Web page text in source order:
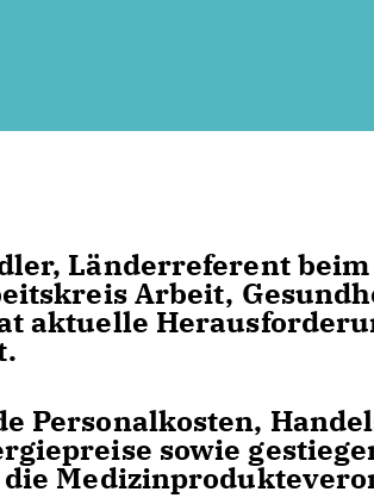
Länderreferent
Arbeit,
aktuelle
Personalkosten,
sowie